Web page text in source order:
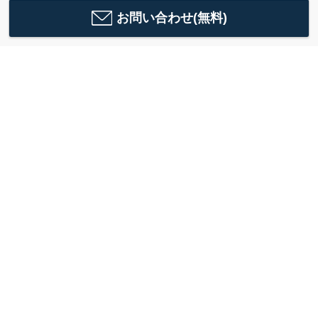
お問い合わせ(無料)